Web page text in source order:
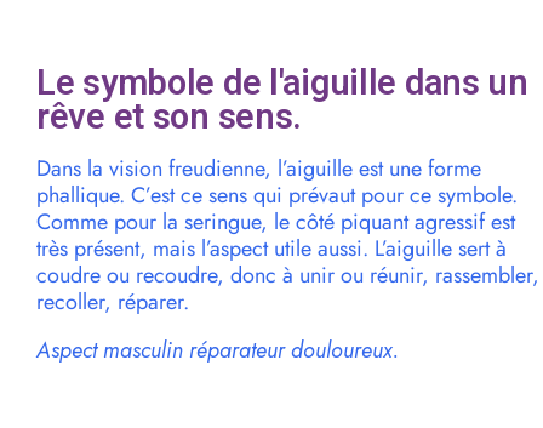
Le symbole de l'aiguille dans un
rêve et son sens.
Dans la vision freudienne, l’aiguille est une forme
phallique. C’est ce sens qui prévaut pour ce symbole.
Comme pour la seringue, le côté piquant agressif est
très présent, mais l’aspect utile aussi. L’aiguille sert à
coudre ou recoudre, donc à unir ou réunir, rassembler,
recoller, réparer.
Aspect masculin réparateur douloureux.